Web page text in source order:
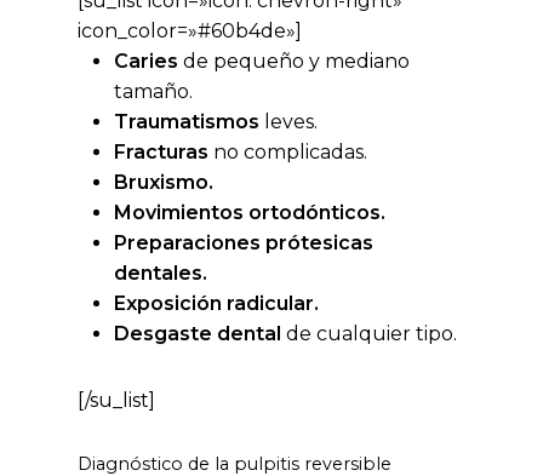
icon_color=»#60b4de»]
Caries de pequeño y mediano
tamaño.
Traumatismos leves.
Fracturas no complicadas.
Bruxismo.
Movimientos ortodónticos.
Preparaciones prótesicas
dentales.
Exposición radicular.
Desgaste dental de cualquier tipo.
[/su_list]
Diagnóstico de la pulpitis reversible